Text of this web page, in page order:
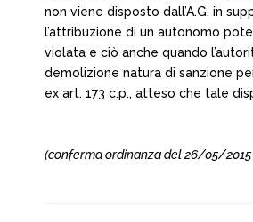
non viene disposto dall’A.G. in
l’attribuzione di un autonomo
violata e ciò anche quando
demolizione natura di sanzione
ex art. 173 c.p., atteso che tale
(conferma ordinanza del 26/05/2015